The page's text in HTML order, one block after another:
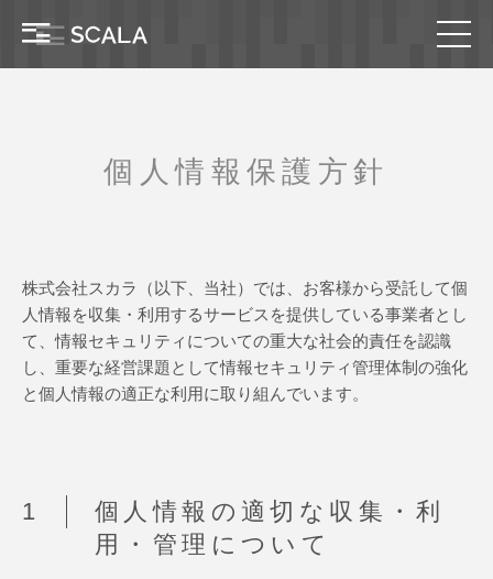
個人情報保護方針
株式会社スカラ（以下、当社）では、お客様から受託して個
人情報を収集・利用するサービスを提供している事業者とし
て、情報セキュリティについての重大な社会的責任を認識
し、重要な経営課題として情報セキュリティ管理体制の強化
と個人情報の適正な利用に取り組んでいます。
個人情報の適切な収集・利
用・管理について